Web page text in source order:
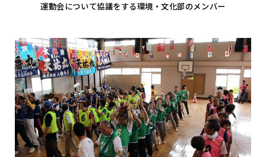
運動会について協議をする環境・文化部のメンバー